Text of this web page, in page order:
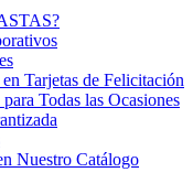
Tarjetas de Felicitación
Todas las Ocasiones
Nuestro Catálogo